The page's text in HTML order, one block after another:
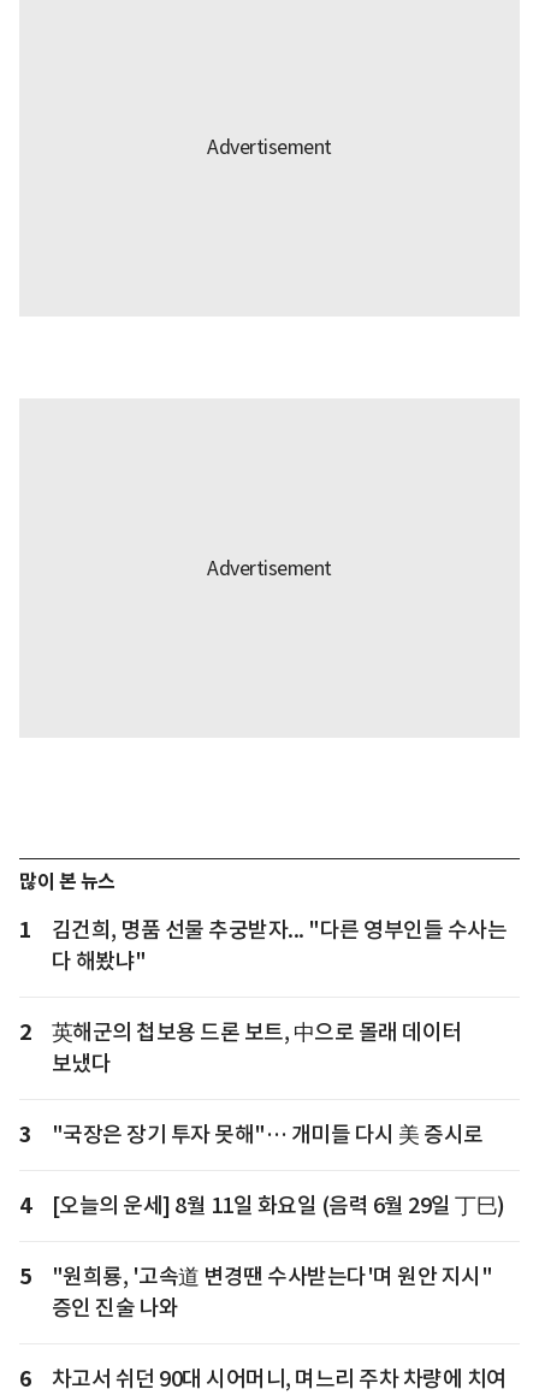
많이 본 뉴스
1
김건희, 명품 선물 추궁받자... "다른 영부인들 수사는
다 해봤냐"
2
英해군의 첩보용 드론 보트, 中으로 몰래 데이터
보냈다
3 "국장은 장기 투자 못해"… 개미들 다시 美 증시로
4 [오늘의 운세] 8월 11일 화요일 (음력 6월 29일 丁巳)
5
"원희룡, '고속道 변경땐 수사받는다'며 원안 지시"
증인 진술 나와
6
차고서 쉬던 90대 시어머니, 며느리 주차 차량에 치여